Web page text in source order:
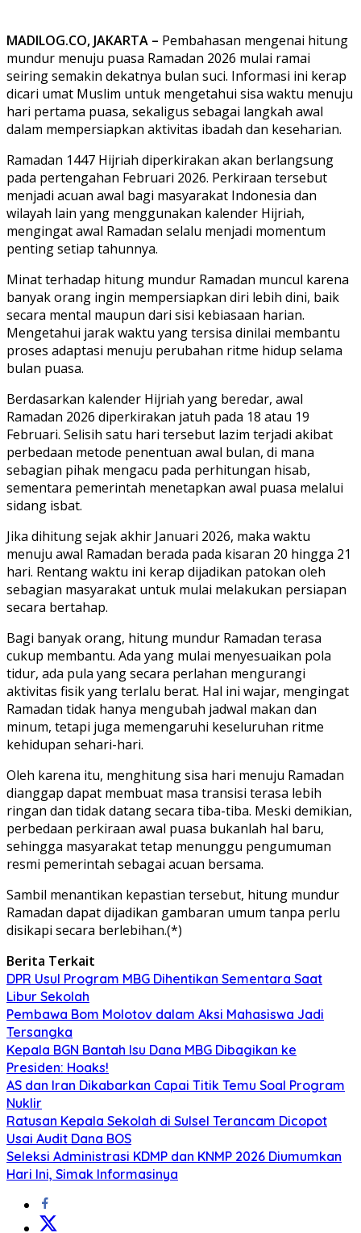
MADILOG.CO, JAKARTA – Pembahasan mengenai hitung
mundur menuju puasa Ramadan 2026 mulai ramai
seiring semakin dekatnya bulan suci. Informasi ini kerap
dicari umat Muslim untuk mengetahui sisa waktu menuju
hari pertama puasa, sekaligus sebagai langkah awal
dalam mempersiapkan aktivitas ibadah dan keseharian.
Ramadan 1447 Hijriah diperkirakan akan berlangsung
pada pertengahan Februari 2026. Perkiraan tersebut
menjadi acuan awal bagi masyarakat Indonesia dan
wilayah lain yang menggunakan kalender Hijriah,
mengingat awal Ramadan selalu menjadi momentum
penting setiap tahunnya.
Minat terhadap hitung mundur Ramadan muncul karena
banyak orang ingin mempersiapkan diri lebih dini, baik
secara mental maupun dari sisi kebiasaan harian.
Mengetahui jarak waktu yang tersisa dinilai membantu
proses adaptasi menuju perubahan ritme hidup selama
bulan puasa.
Berdasarkan kalender Hijriah yang beredar, awal
Ramadan 2026 diperkirakan jatuh pada 18 atau 19
Februari. Selisih satu hari tersebut lazim terjadi akibat
perbedaan metode penentuan awal bulan, di mana
sebagian pihak mengacu pada perhitungan hisab,
sementara pemerintah menetapkan awal puasa melalui
sidang isbat.
Jika dihitung sejak akhir Januari 2026, maka waktu
menuju awal Ramadan berada pada kisaran 20 hingga 21
hari. Rentang waktu ini kerap dijadikan patokan oleh
sebagian masyarakat untuk mulai melakukan persiapan
secara bertahap.
Bagi banyak orang, hitung mundur Ramadan terasa
cukup membantu. Ada yang mulai menyesuaikan pola
tidur, ada pula yang secara perlahan mengurangi
aktivitas fisik yang terlalu berat. Hal ini wajar, mengingat
Ramadan tidak hanya mengubah jadwal makan dan
minum, tetapi juga memengaruhi keseluruhan ritme
kehidupan sehari-hari.
Oleh karena itu, menghitung sisa hari menuju Ramadan
dianggap dapat membuat masa transisi terasa lebih
ringan dan tidak datang secara tiba-tiba. Meski demikian,
perbedaan perkiraan awal puasa bukanlah hal baru,
sehingga masyarakat tetap menunggu pengumuman
resmi pemerintah sebagai acuan bersama.
Sambil menantikan kepastian tersebut, hitung mundur
Ramadan dapat dijadikan gambaran umum tanpa perlu
disikapi secara berlebihan.(*)
Berita Terkait
DPR Usul Program MBG Dihentikan Sementara Saat
Libur Sekolah
Pembawa Bom Molotov dalam Aksi Mahasiswa Jadi
Tersangka
Kepala BGN Bantah Isu Dana MBG Dibagikan ke
Presiden: Hoaks!
AS dan Iran Dikabarkan Capai Titik Temu Soal Program
Nuklir
Ratusan Kepala Sekolah di Sulsel Terancam Dicopot
Usai Audit Dana BOS
Seleksi Administrasi KDMP dan KNMP 2026 Diumumkan
Hari Ini, Simak Informasinya